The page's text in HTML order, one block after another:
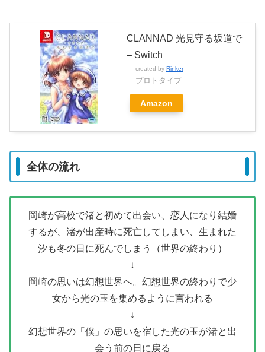
CLANNAD 光見守る坂道で
– Switch
created by Rinker
プロトタイプ
Amazon
全体の流れ
岡崎が高校で渚と初めて出会い、恋人になり結婚
するが、渚が出産時に死亡してしまい、生まれた
汐も冬の日に死んでしまう（世界の終わり）
↓
岡崎の思いは幻想世界へ。幻想世界の終わりで少
女から光の玉を集めるように言われる
↓
幻想世界の「僕」の思いを宿した光の玉が渚と出
会う前の日に戻る